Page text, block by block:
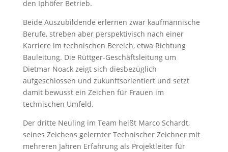
den Iphöfer Betrieb.
Beide Auszubildende erlernen zwar kaufmännische
Berufe, streben aber perspektivisch nach einer
Karriere im technischen Bereich, etwa Richtung
Bauleitung. Die Rüttger-Geschäftsleitung um
Dietmar Noack zeigt sich diesbezüglich
aufgeschlossen und zukunftsorientiert und setzt
damit bewusst ein Zeichen für Frauen im
technischen Umfeld.
Der dritte Neuling im Team heißt Marco Schardt,
seines Zeichens gelernter Technischer Zeichner mit
mehreren Jahren Erfahrung als Projektleiter für